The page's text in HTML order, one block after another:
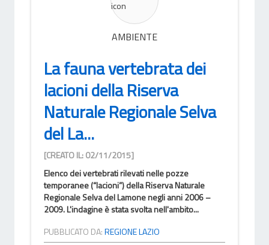
AMBIENTE
La fauna vertebrata dei
lacioni della Riserva
Naturale Regionale Selva
del La...
[CREATO IL: 02/11/2015]
Elenco dei vertebrati rilevati nelle pozze
temporanee (“lacioni”) della Riserva Naturale
Regionale Selva del Lamone negli anni 2006 –
2009. L'indagine è stata svolta nell'ambito...
PUBBLICATO DA:REGIONE LAZIO